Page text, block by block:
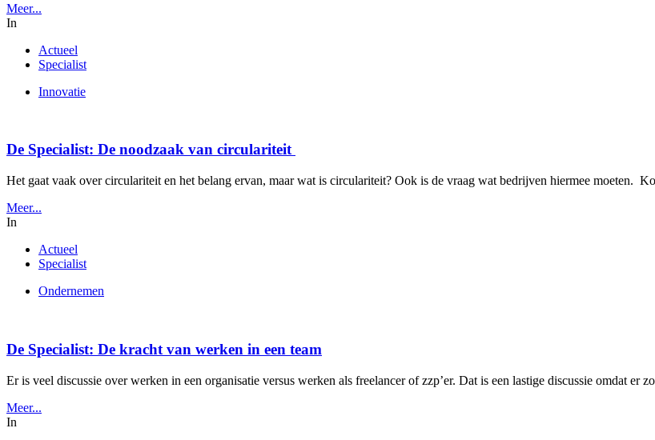
Meer...
In
Actueel
Specialist
Innovatie
De Specialist: De noodzaak van circulariteit
Het gaat vaak over circulariteit en het belang ervan, maar wat is circulariteit? Ook is de vraag wat bedrijven hiermee moeten.
Meer...
In
Actueel
Specialist
Ondernemen
De Specialist: De kracht van werken in een team
Er is veel discussie over werken in een organisatie versus werken als freelancer of zzp’er. Dat is een lastige discussie omdat
Meer...
In